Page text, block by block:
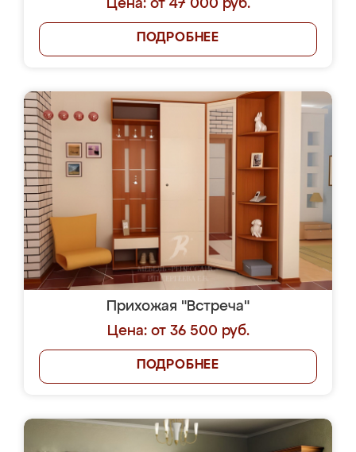
Цена: от 47 000 руб.
ПОДРОБНЕЕ
Прихожая "Встреча"
Цена: от 36 500 руб.
ПОДРОБНЕЕ